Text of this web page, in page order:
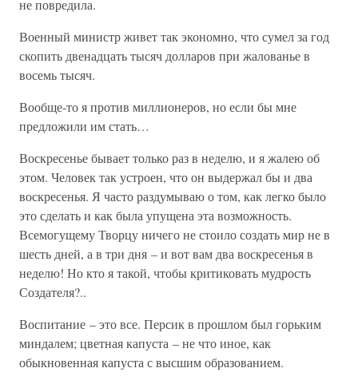
не повредила.
Военный министр живет так экономно, что сумел за год
скопить двенадцать тысяч долларов при жалованье в
восемь тысяч.
Вообще-то я против миллионеров, но если бы мне
предложили им стать…
Воскресенье бывает только раз в неделю, и я жалею об
этом. Человек так устроен, что он выдержал бы и два
воскресенья. Я часто раздумываю о том, как легко было
это сделать и как была упущена эта возможность.
Всемогущему Творцу ничего не стоило создать мир не в
шесть дней, а в три дня – и вот вам два воскресенья в
неделю! Но кто я такой, чтобы критиковать мудрость
Создателя?..
Воспитание – это все. Персик в прошлом был горьким
миндалем; цветная капуста – не что иное, как
обыкновенная капуста с высшим образованием.